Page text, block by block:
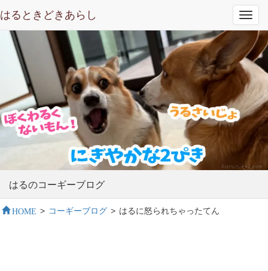
はるときどきあらし
はるのコーギーブログ
HOME > コーギーブログ > はるに怒られちゃったてん